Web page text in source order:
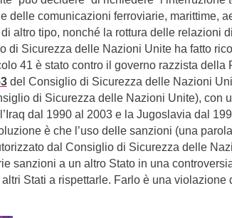
delle comunicazioni ferroviarie, marittime,
altro tipo, nonché la rottura delle relazioni
di Sicurezza delle Nazioni Unite ha fatto
41 è stato contro il governo razzista della
del Consiglio di Sicurezza delle Nazioni
di Sicurezza delle Nazioni Unite), con
dal 1990 al 2003 e la Jugoslavia dal
è che l’uso delle sanzioni (una
dal Consiglio di Sicurezza delle
sanzioni a un altro Stato in una
Stati a rispettarle. Farlo è una violazione